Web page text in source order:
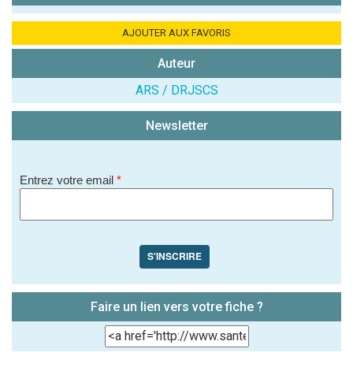
(En cliquant sur 'Valider', j'accepte que mon avis
AJOUTER AUX FAVORIS
Auteur
ARS / DRJSCS
Newsletter
Entrez votre email *
S'INSCRIRE
Faire un lien vers votre fiche ?